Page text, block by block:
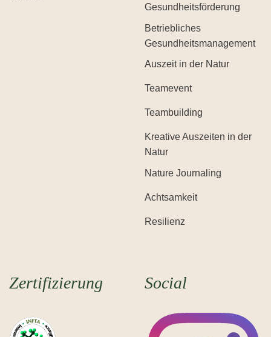
Gesundheitsförderung
Betriebliches
Gesundheitsmanagement
Auszeit in der Natur
Teamevent
Teambuilding
Kreative Auszeiten in der
Natur
Nature Journaling
Achtsamkeit
Resilienz
Zertifizierung Social